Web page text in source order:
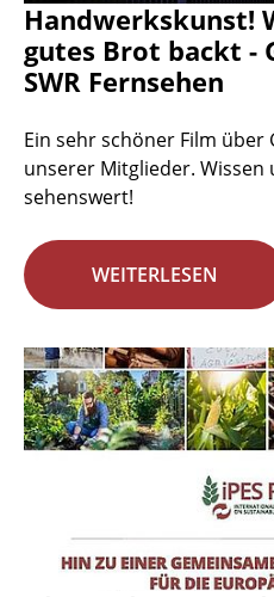
Handwerkskunst!
gutes Brot backt -
SWR Fernsehen
Ein sehr schöner Film
unserer Mitglieder. Wissen
sehenswert!
WEITERLESEN